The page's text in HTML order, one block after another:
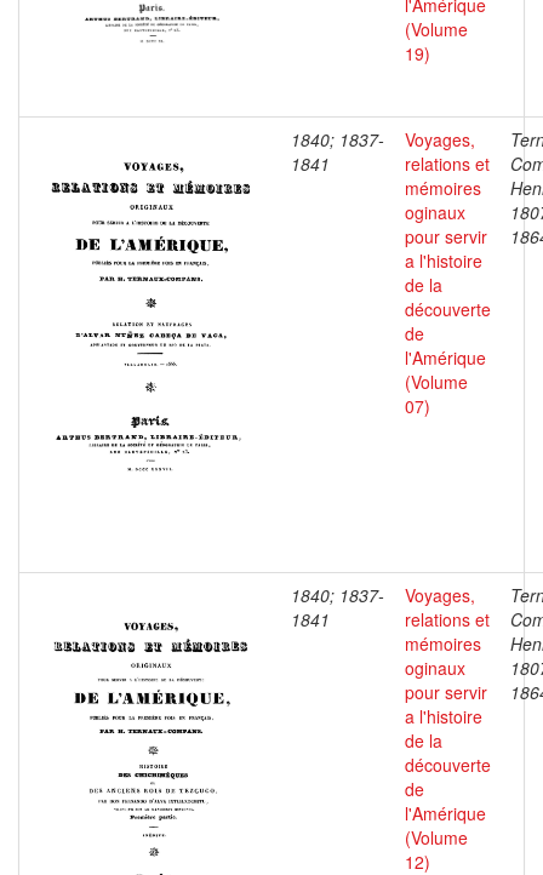
l'Amérique
(Volume
19)
1840; 1837-
1841
Voyages,
relations et
mémoires
oginaux
pour servir
a l'histoire
de la
découverte
de
l'Amérique
(Volume
07)
1840; 1837-
1841
Voyages,
relations et
mémoires
oginaux
pour servir
a l'histoire
de la
découverte
de
l'Amérique
(Volume
12)